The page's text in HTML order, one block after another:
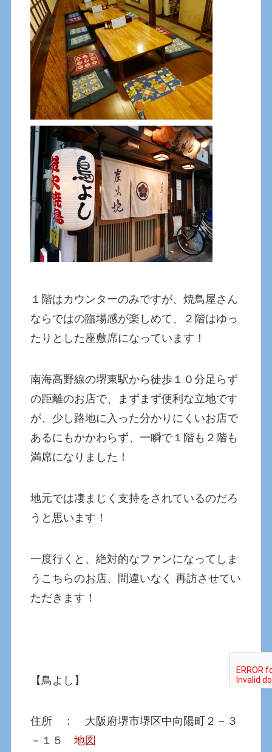
１階はカウンターのみですが、焼鳥屋さん
ならではの臨場感が楽しめて、２階はゆっ
たりとした座敷席になっています！
南海高野線の堺東駅から徒歩１０分足らず
の距離のお店で、まずまず便利な立地です
が、少し路地に入った分かりにくいお店で
あるにもかかわらず、一瞬で１階も２階も
満席になりました！
地元では凄まじく支持をされているのだろ
うと思います！
一度行くと、絶対的なファンになってしま
うこちらのお店、間違いなく 再訪させてい
ただきます！
【鳥よし】
住所 ： 大阪府堺市堺区中向陽町２－３
－１５地図